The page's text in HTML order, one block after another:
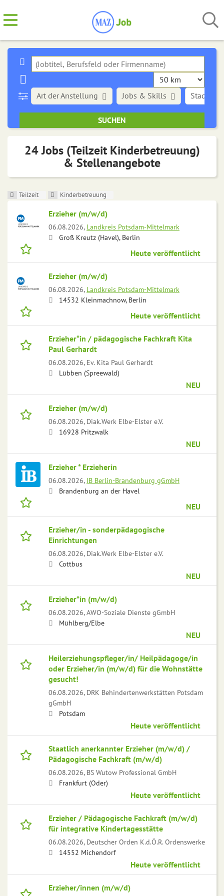
Stadt
Art der Anstellung Jobs & Skills
24 Jobs (Teilzeit Kinderbetreuung)
& Stellenangebote
Teilzeit Kinderbetreuung
Erzieher (m/w/d)
06.08.2026, Landkreis Potsdam-Mittelmark
Groß Kreutz (Havel), Berlin
Heute veröffentlicht
Erzieher (m/w/d)
06.08.2026, Landkreis Potsdam-Mittelmark
14532 Kleinmachnow, Berlin
Heute veröffentlicht
Erzieher*in / pädagogische Fachkraft Kita
Paul Gerhardt
06.08.2026, Ev. Kita Paul Gerhardt
Lübben (Spreewald)
NEU
Erzieher (m/w/d)
06.08.2026, Diak.Werk Elbe-Elster e.V.
16928 Pritzwalk
NEU
Erzieher * Erzieherin
06.08.2026, IB Berlin-Brandenburg gGmbH
Brandenburg an der Havel
NEU
Erzieher/in - sonderpädagogische
Einrichtungen
06.08.2026, Diak.Werk Elbe-Elster e.V.
Cottbus
NEU
Erzieher*in (m/w/d)
06.08.2026,AWO-Soziale Dienste gGmbH
Mühlberg/Elbe
NEU
Heilerziehungspfleger/in/ Heilpädagoge/in
oder Erzieher/in (m/w/d) für die Wohnstätte
gesucht!
06.08.2026, DRK Behindertenwerkstätten Potsdam
gGmbH
Potsdam
Heute veröffentlicht
Staatlich anerkannter Erzieher (m/w/d) /
Pädagogische Fachkraft (m/w/d)
06.08.2026, BS Wutow Professional GmbH
Frankfurt (Oder)
Heute veröffentlicht
Erzieher / Pädagogische Fachkraft (m/w/d)
für integrative Kindertagesstätte
06.08.2026, Deutscher Orden K.d.Ö.R. Ordenswerke
14552 Michendorf
Heute veröffentlicht
Erzieher/innen (m/w/d)